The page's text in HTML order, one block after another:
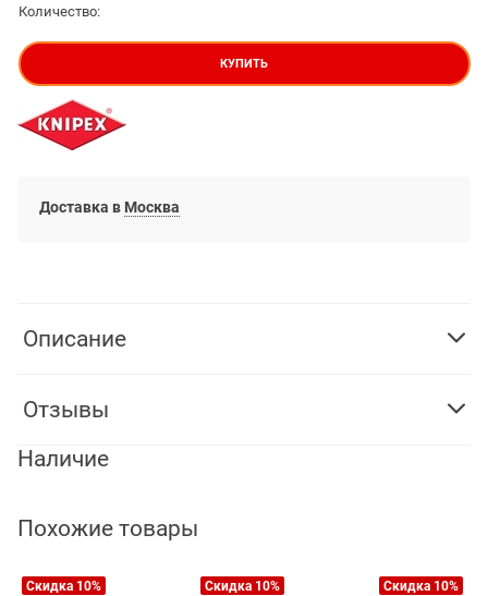
Количество:
КУПИТЬ
Доставка в Москва
Описание
Отзывы
Наличие
Похожие товары
Скидка 10% Скидка 10% Скидка 10%